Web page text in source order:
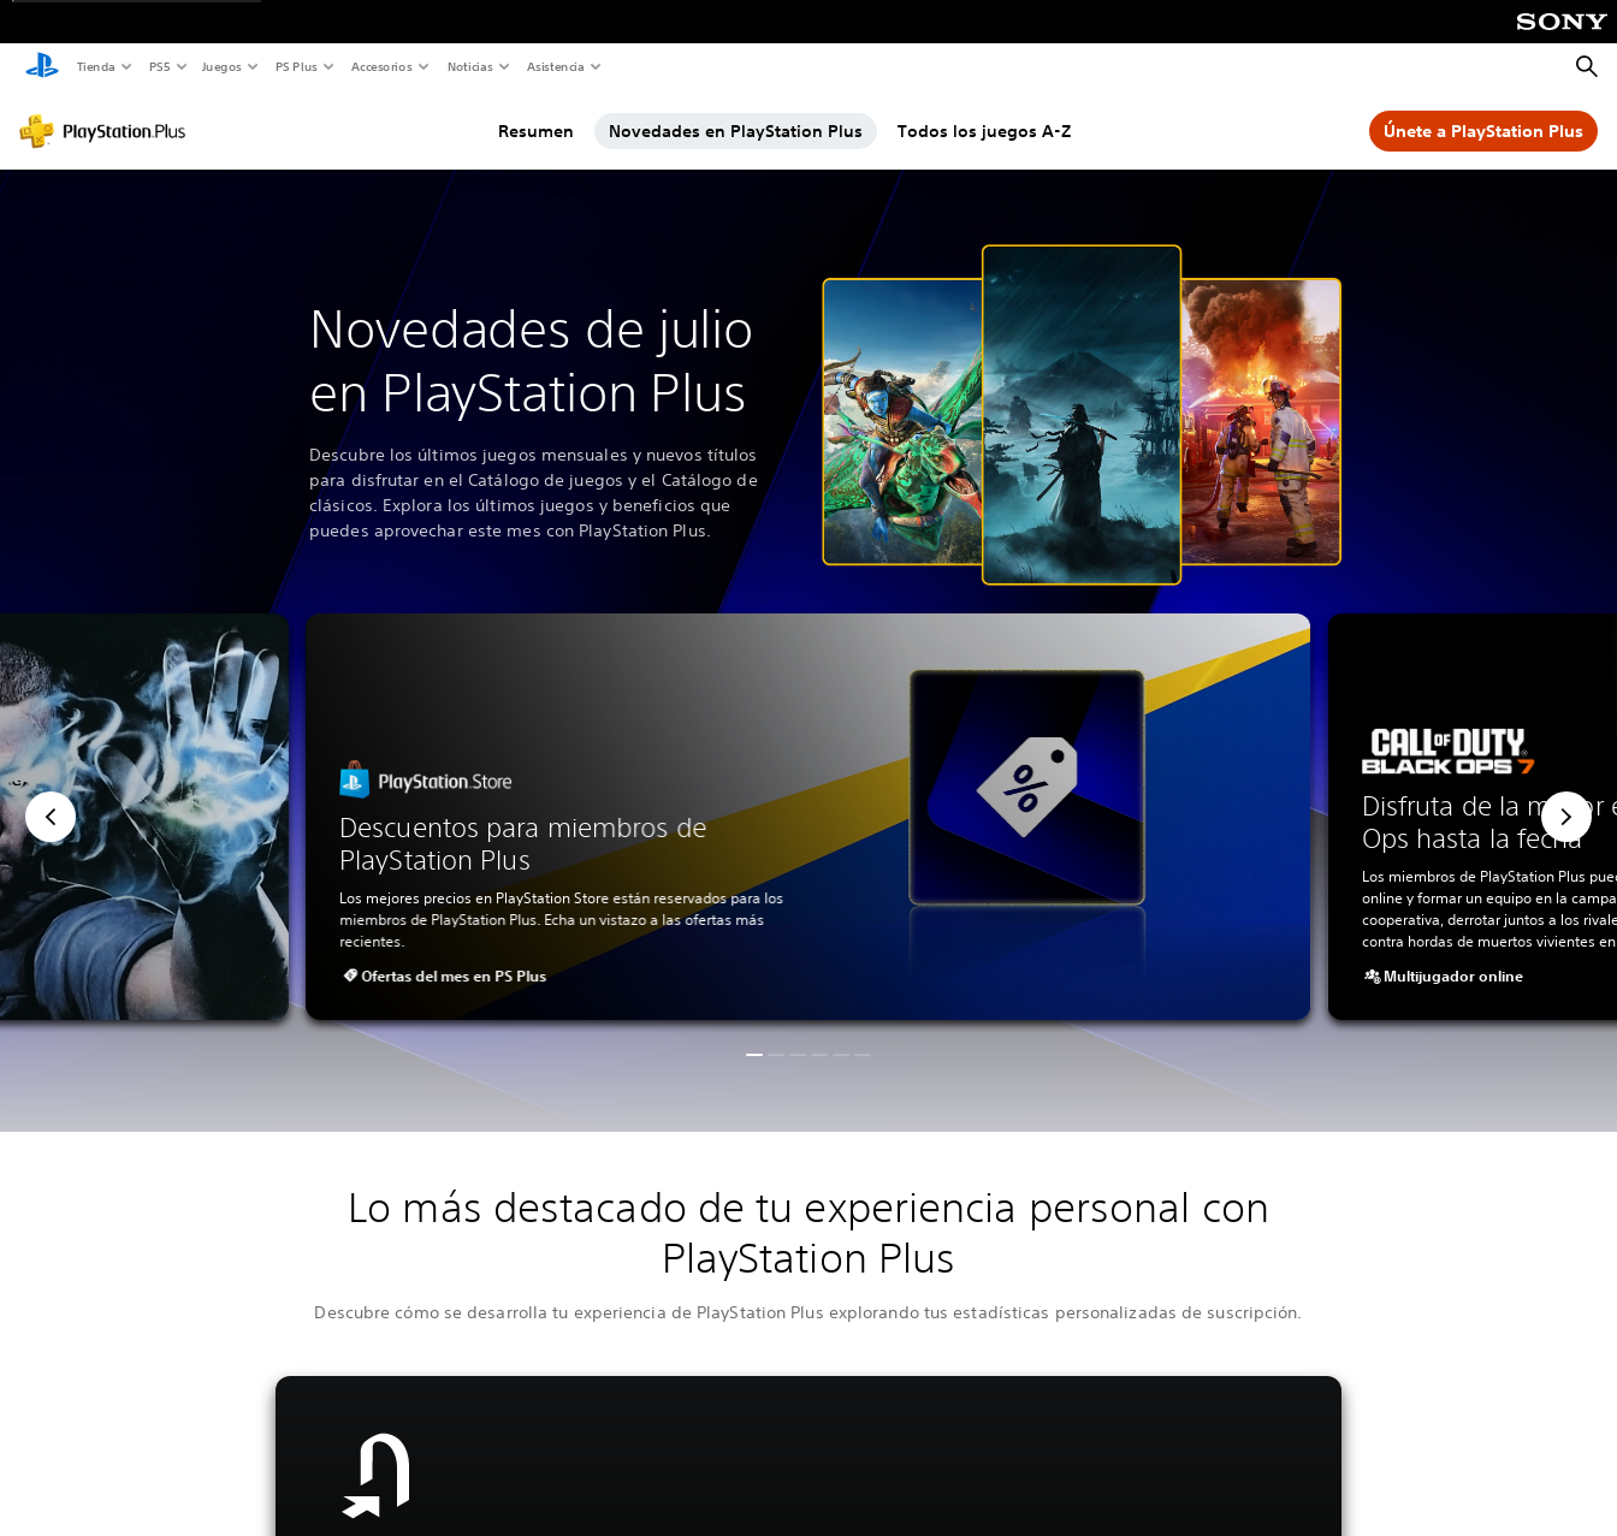
Tienda PS5 Juegos PS Plus Accesorios Noticias Asistencia
Resumen Novedades en PlayStation Plus Todos los juegos A-Z Únete a PlayStation Plus
Novedades de julio
en PlayStation Plus
Descubre los últimos juegos mensuales y nuevos títulos
para disfrutar en el Catálogo de juegos y el Catálogo de
clásicos. Explora los últimos juegos y beneficios que
puedes aprovechar este mes con PlayStation Plus.
Descuentos para miembros de
PlayStation Plus
Los mejores precios en PlayStation Store están reservados para los
miembros de PlayStation Plus. Echa un vistazo a las ofertas más
recientes.
Ofertas del mes en PS Plus
Disfruta de la mayor
Ops hasta la fecha
Los miembros de PlayStation Plus
online y formar un equipo en la
cooperativa, derrotar juntos a los
contra hordas de muertos vivientes
Multijugador online
Lo más destacado de tu experiencia personal con
PlayStation Plus
Descubre cómo se desarrolla tu experiencia de PlayStation Plus explorando tus estadísticas personalizadas de suscripción.